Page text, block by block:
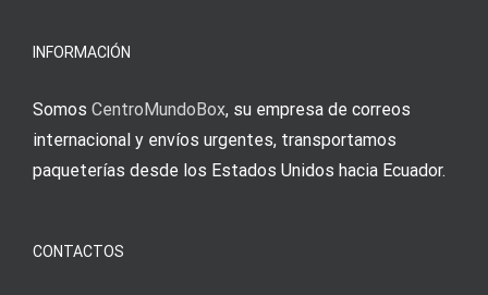
INFORMACIÓN
Somos CentroMundoBox, su empresa de correos
internacional y envíos urgentes, transportamos
paqueterías desde los Estados Unidos hacia Ecuador.
CONTACTOS